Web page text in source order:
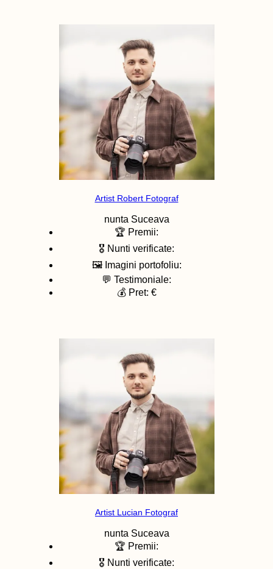
Artist Robert Fotograf
nunta Suceava
🏆 Premii:
🎖️ Nunti verificate:
🖼️ Imagini portofoliu:
💬 Testimoniale:
💰 Pret: €
Artist Lucian Fotograf
nunta Suceava
🏆 Premii:
🎖️ Nunti verificate: